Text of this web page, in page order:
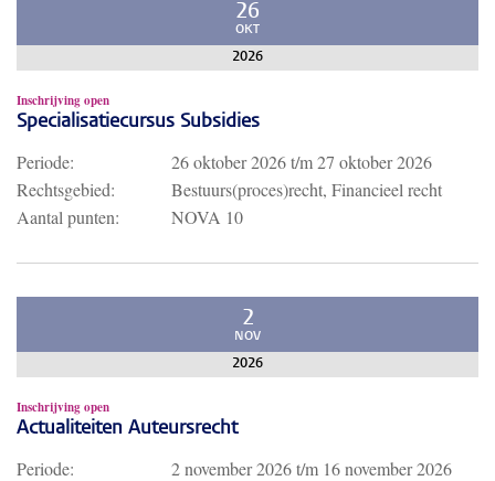
26
OKT
2026
Inschrijving open
Specialisatiecursus Subsidies
Periode: 26 oktober 2026t/m27 oktober 2026
Rechtsgebied:
Bestuurs(proces)recht, Financieel recht
Aantal punten:
NOVA 10
2
NOV
2026
Inschrijving open
Actualiteiten Auteursrecht
Periode: 2 november 2026t/m 16 november 2026